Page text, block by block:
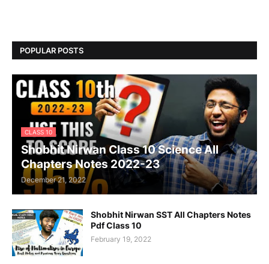
POPULAR POSTS
CLASS 10
Shobhit Nirwan Class 10 Science All
Chapters Notes 2022-23
December 21, 2022
Shobhit Nirwan SST All Chapters Notes
Pdf Class 10
February 19, 2022